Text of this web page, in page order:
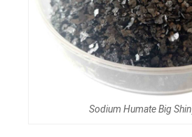
Sodium Humate Big